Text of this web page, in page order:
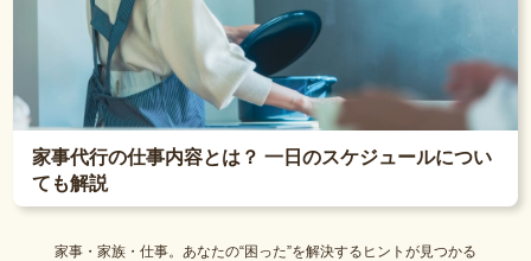
家事代行の仕事内容とは？ 一日のスケジュールについ
ても解説
家事・家族・仕事。あなたの“困った”を解決するヒントが見つかる